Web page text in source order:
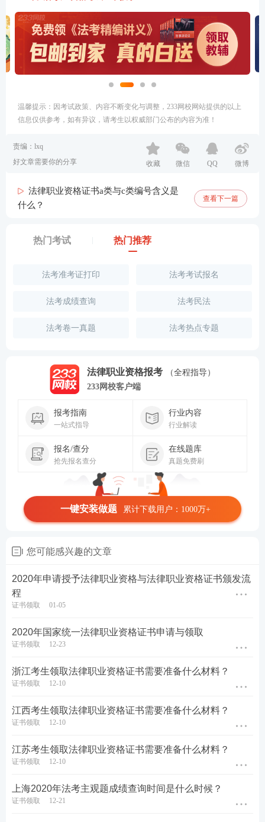
温馨提示：因考试政策、内容不断变化与调整，233网校网站提供的以上
信息仅供参考，如有异议，请考生以权威部门公布的内容为准！
责编：lxq
好文章需要你的分享
收藏 微信 QQ 微博
法律职业资格证书a类与c类编号含义是
什么？
查看下一篇
热门考试 热门推荐
法考准考证打印 法考考试报名
法考成绩查询 法考民法
法考卷一真题 法考热点专题
法律职业资格报考
（全程指导）
233网校客户端
报考指南
一站式指导
行业内容
行业解读
报名/查分
抢先报名查分
在线题库
真题免费刷
一键安装做题 累计下载用户：1000万+
您可能感兴趣的文章
2020年申请授予法律职业资格与法律职业资格证书颁发流
程
证书领取 01-05
2020年国家统一法律职业资格证书申请与领取
证书领取 12-23
浙江考生领取法律职业资格证书需要准备什么材料？
证书领取 12-10
江西考生领取法律职业资格证书需要准备什么材料？
证书领取 12-10
江苏考生领取法律职业资格证书需要准备什么材料？
证书领取 12-10
上海2020年法考主观题成绩查询时间是什么时候？
证书领取 12-21